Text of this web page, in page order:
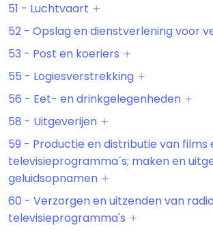
51 - Luchtvaart
52 - Opslag en dienstverlening voor
53 - Post en koeriers
55 - Logiesverstrekking
56 - Eet- en drinkgelegenheden
58 - Uitgeverijen
59 - Productie en distributie van films
televisieprogramma´s; maken en
geluidsopnamen
60 - Verzorgen en uitzenden van
televisieprogramma's